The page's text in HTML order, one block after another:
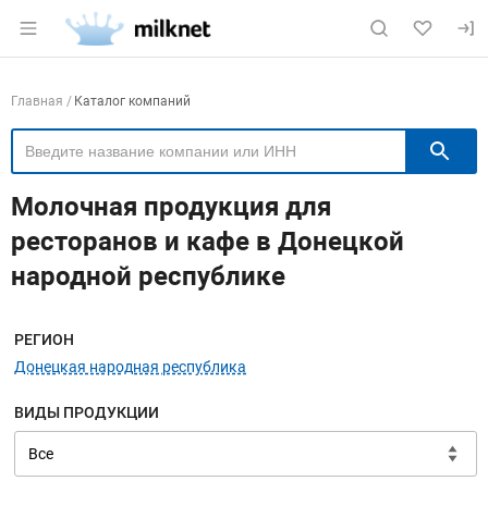
Раздел навигации по сайту milknet.ru
Навигация по компаниям
Главная Каталог компаний
Молочная продукция для
ресторанов и кафе в Донецкой
народной республике
Меню навигации
РЕГИОН
Донецкая народная республика
ВИДЫ ПРОДУКЦИИ